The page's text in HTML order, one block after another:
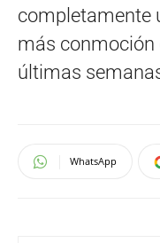
completamente
más conmoción
últimas
WhatsApp